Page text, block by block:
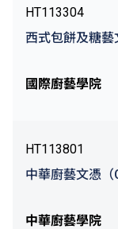
HT113304
西式包餅及糖藝
國際廚藝學院
HT113801
中華廚藝文憑（
中華廚藝學院